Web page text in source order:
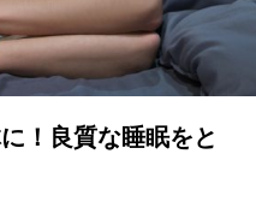
！良質な睡眠をと